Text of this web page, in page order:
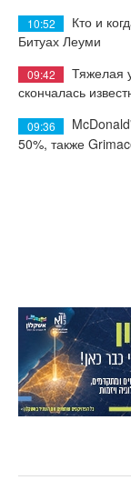
10:52
Кто и
Битуах Леуми
09:42
Тяжелая
скончалась
09:36
50%, также